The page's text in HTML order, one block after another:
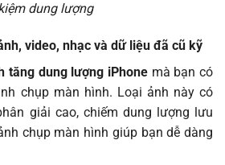
dung lượng
video, nhạc và dữ liệu đã cũ kỹ
tăng dung lượng iPhonemà bạn có
chụp màn hình. Loại ảnh này có
giải cao, chiếm dung lượng lưu
chụp màn hình giúp bạn dễ dàng